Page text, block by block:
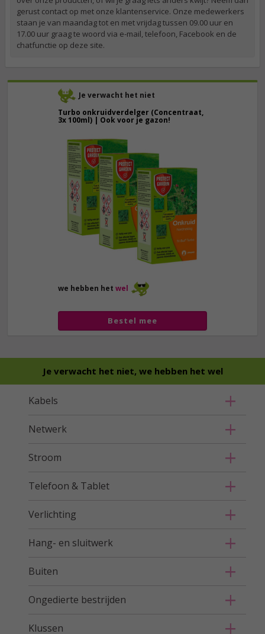
Je verwacht het niet
Turbo onkruidverdelger (Concentraat,
3x 100ml) | Ook voor je gazon!
we hebben het wel
Bestel mee
gerust contact op met onze klantenservice. Onze medewerkers
staan je van maandag tot en met vrijdag tussen 09.00 uur en
17.00 uur graag te woord via e-mail, telefoon, Facebook en de
chatfunctie op deze site.
Je verwacht het niet, we hebben het wel
Kabels
Netwerk
Stroom
Telefoon & Tablet
Verlichting
Hang- en sluitwerk
Buiten
Ongedierte bestrijden
Klussen